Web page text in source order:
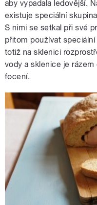
aby vypadala ledovější.
existuje speciální
S nimi se setkal při své
přitom používat
totiž na sklenici
vody a sklenice je
focení.